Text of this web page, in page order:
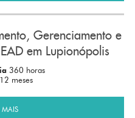
Gerenciamento e
em Lupionópolis
360 horas
12 meses